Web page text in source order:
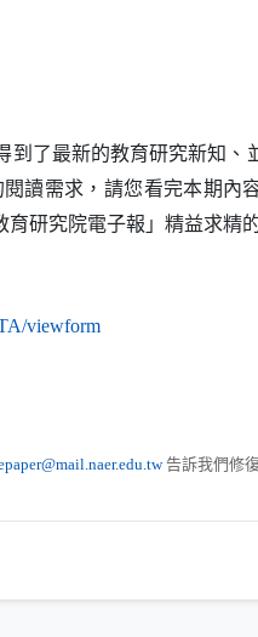
了最新的教育研究新知、
讀需求，請您看完本期內
研究院電子報」精益求精
/viewform（另開新視窗）
告訴我們修